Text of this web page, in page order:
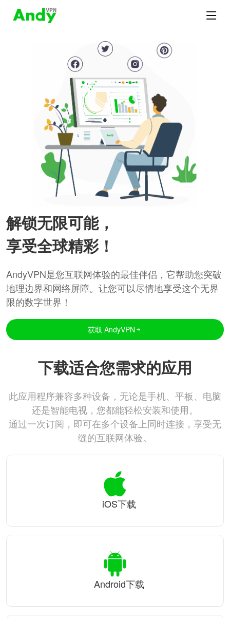
解锁无限可能，
享受全球精彩！
AndyVPN是您互联网体验的最佳伴侣，它帮助您突破
地理边界和网络屏障。让您可以尽情地享受这个无界
限的数字世界！
获取 AndyVPN
下载适合您需求的应用
此应用程序兼容多种设备，无论是手机、平板、电脑
还是智能电视，您都能轻松安装和使用。
通过一次订阅，即可在多个设备上同时连接，享受无
缝的互联网体验。
iOS下载
Android下载